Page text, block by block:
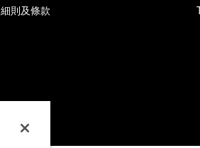
細則及條款